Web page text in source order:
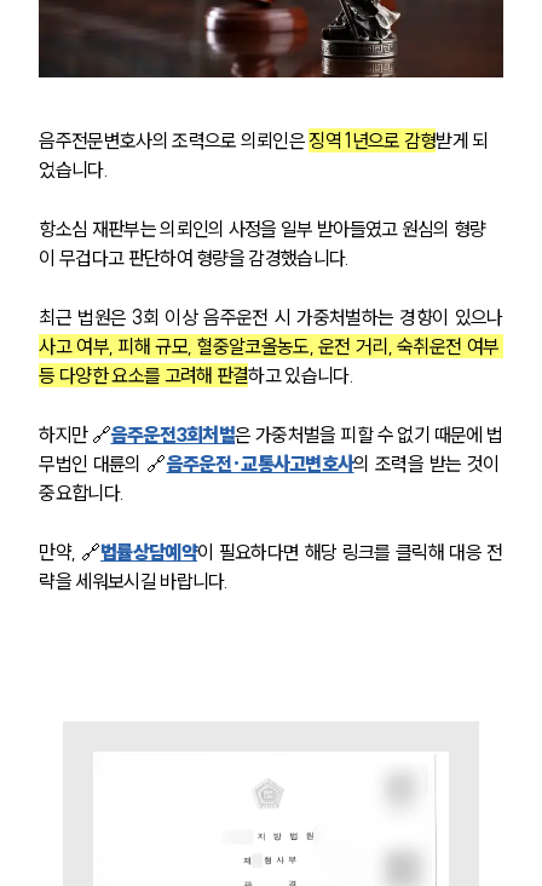
사례분석/최신동향
법률정보
법률지식인
음주교통사고대응부 업무
전체
구성원 소개
음주운전·교통사고전문변호사추천
소식/자료
공지사항
법률 블로그
음주전문변호사의 조력으로 의뢰인은 징역 1년으로 감형받게 되
었습니다.
항소심 재판부는 의뢰인의 사정을 일부 받아들였고 원심의 형량
이 무겁다고 판단하여 형량을 감경했습니다.
최근 법원은 3회 이상 음주운전 시 가중처벌하는 경향이 있으나
사고 여부, 피해 규모, 혈중알코올농도, 운전 거리, 숙취운전 여부
등 다양한 요소를 고려해 판결하고 있습니다.
하지만 🔗음주운전3회처벌은 가중처벌을 피할 수 없기 때문에 법
무법인 대륜의 🔗음주운전·교통사고변호사의 조력을 받는 것이
중요합니다.
만약, 🔗법률상담예약이 필요하다면 해당 링크를 클릭해 대응 전
략을 세워보시길 바랍니다.